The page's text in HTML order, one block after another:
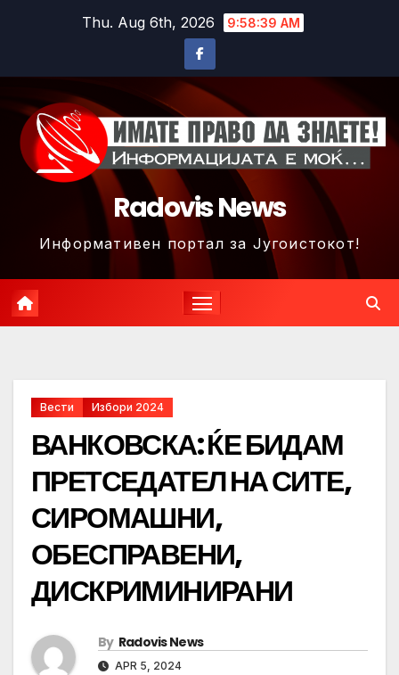
Thu. Aug 6th, 2026 9:58:42 AM
Radovis News
Информативен портал за Југоистокот!
Вести Избори 2024
ВАНКОВСКА: ЌЕ БИДАМ
ПРЕТСЕДАТЕЛ НА СИТЕ,
СИРОМАШНИ,
ОБЕСПРАВЕНИ,
ДИСКРИМИНИРАНИ
By Radovis News
APR 5, 2024